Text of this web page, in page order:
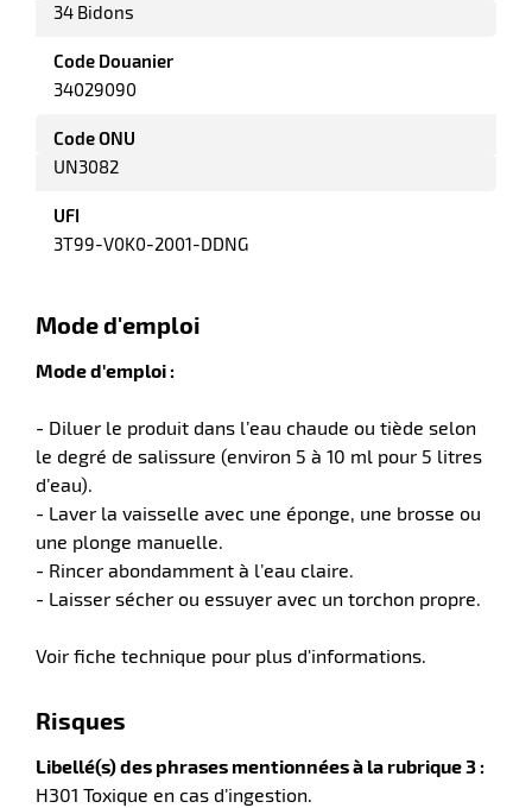
34 Bidons
Code Douanier
34029090
Code ONU
UN3082
UFI
3T99-V0K0-2001-DDNG
Mode d'emploi
Mode d'emploi :
- Diluer le produit dans l’eau chaude ou tiède selon
le degré de salissure (environ 5 à 10 ml pour 5 litres
d’eau).
- Laver la vaisselle avec une éponge, une brosse ou
une plonge manuelle.
- Rincer abondamment à l’eau claire.
- Laisser sécher ou essuyer avec un torchon propre.
Voir fiche technique pour plus d'informations.
Risques
Libellé(s) des phrases mentionnées à la rubrique 3 :
H301 Toxique en cas d’ingestion.